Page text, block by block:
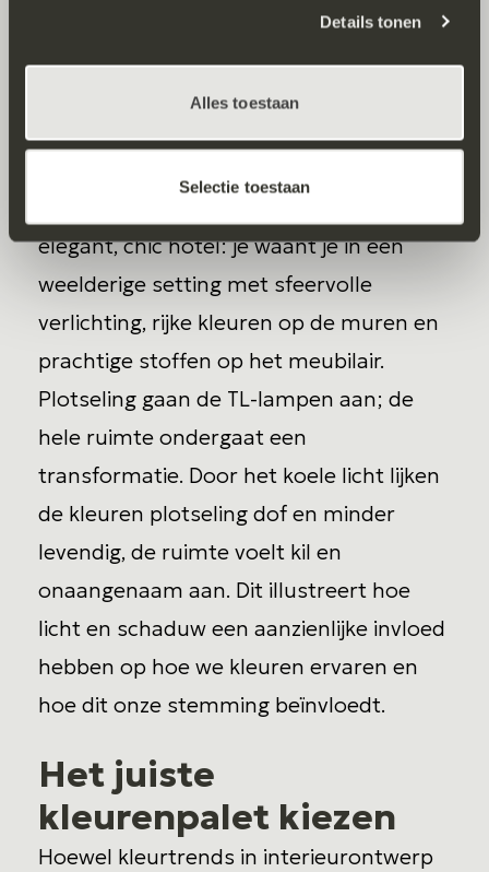
Details tonen
Alles toestaan
Selectie toestaan
dus van cruciaal belang om zorgvuldig te
overwegen welke kleuren waar en
wanneer worden toegepast.
elegant, chic hotel: je waant je in een
weelderige setting met sfeervolle
verlichting, rijke kleuren op de muren en
prachtige stoffen op het meubilair.
Plotseling gaan de TL-lampen aan; de
hele ruimte ondergaat een
transformatie. Door het koele licht lijken
de kleuren plotseling dof en minder
levendig, de ruimte voelt kil en
onaangenaam aan. Dit illustreert hoe
licht en schaduw een aanzienlijke invloed
hebben op hoe we kleuren ervaren en
hoe dit onze stemming beïnvloedt.
Het juiste
kleurenpalet kiezen
Hoewel kleurtrends in interieurontwerp